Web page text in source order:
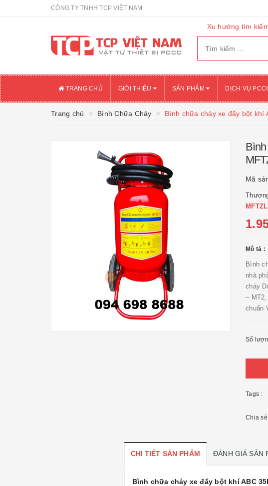
CÔNG TY TNHH TCP VIỆT NAM
Xu hướng tìm
TRANG CHỦ GIỚI THIỆU SẢN PHẨM DỊCH VỤ
Trang chủ Bình Chữa Cháy Bình chữa cháy xe đẩy bột khí
Mã
Mô tả :
Bình
nhà
cháy
–
chuẩn
Số
Tags :
Chia
CHI TIẾT SẢN PHẨM ĐÁNH GIÁ SẢN
Bình chữa cháy xe đẩy bột khí ABC